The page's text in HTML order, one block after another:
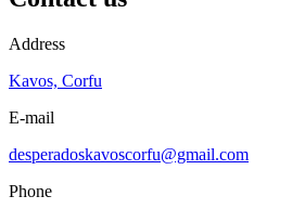
Address
Kavos, Corfu
E-mail
desperadoskavoscorfu@gmail.com
Phone